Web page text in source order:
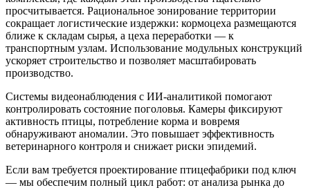
просчитывается. Рациональное зонирование территории
сокращает логистические издержки: кормоцеха размещаются
ближе к складам сырья, а цеха переработки — к
транспортным узлам. Использование модульных конструкций
ускоряет строительство и позволяет масштабировать
производство.
Системы видеонаблюдения с ИИ-аналитикой помогают
контролировать состояние поголовья. Камеры фиксируют
активность птицы, потребление корма и вовремя
обнаруживают аномалии. Это повышает эффективность
ветеринарного контроля и снижает риски эпидемий.
Если вам требуется проектирование птицефабрики под ключ
— мы обеспечим полный цикл работ: от анализа рынка до